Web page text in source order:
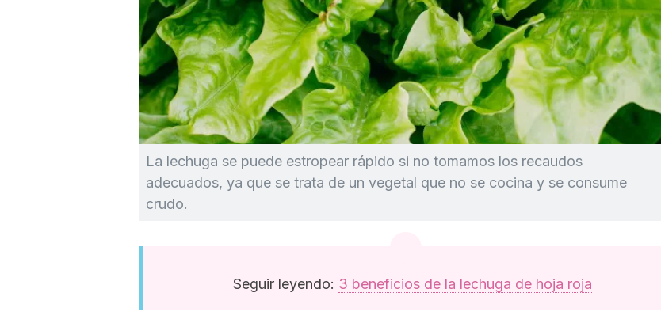
La lechuga se puede estropear rápido si no tomamos los recaudos
adecuados, ya que se trata de un vegetal que no se cocina y se consume
crudo.
Seguir leyendo: 3 beneficios de la lechuga de hoja roja